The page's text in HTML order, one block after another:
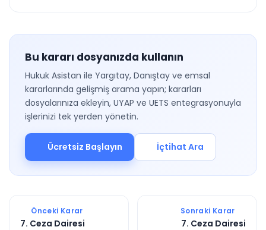
Bu kararı dosyanızda kullanın
Hukuk Asistan ile Yargıtay, Danıştay ve emsal
kararlarında gelişmiş arama yapın; kararları
dosyalarınıza ekleyin, UYAP ve UETS entegrasyonuyla
işlerinizi tek yerden yönetin.
Ücretsiz Başlayın İçtihat Ara
Önceki Karar
7. Ceza Dairesi
Sonraki Karar
7. Ceza Dairesi